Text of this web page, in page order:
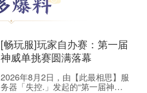
[畅玩服]玩家自办赛：第一届
神威单挑赛圆满落幕
2026年8月2日，由【此最相思】服
务器「失控.」发起的“第一届神威